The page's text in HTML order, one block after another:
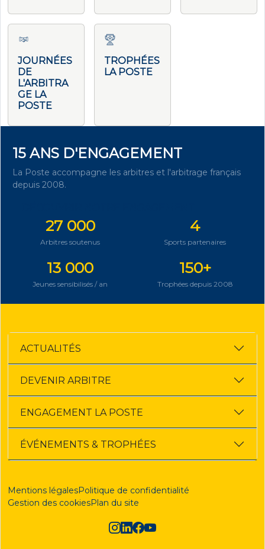
JOURNÉES
DE
L'ARBITRA
GE LA
POSTE
TROPHÉES
LA POSTE
15 ANS D'ENGAGEMENT
La Poste accompagne les arbitres et l'arbitrage français
depuis 2008.
27 000
Arbitres soutenus
4
Sports partenaires
13 000
Jeunes sensibilisés / an
150+
Trophées depuis 2008
ACTUALITÉS
DEVENIR ARBITRE
ENGAGEMENT LA POSTE
ÉVÉNEMENTS & TROPHÉES
Mentions légalesPolitique de confidentialité
Gestion des cookiesPlan du site